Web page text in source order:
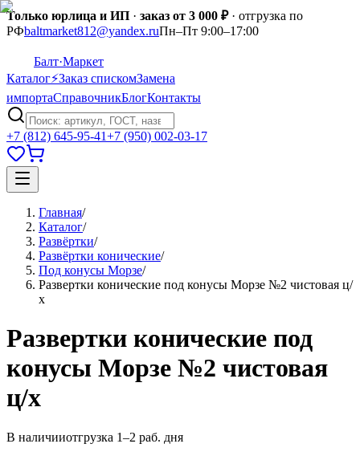
Только юрлица и ИП · заказ от 3 000 ₽· отгрузка по
РФbaltmarket812@yandex.ruПн–Пт 9:00–17:00
Балт·Маркет
Каталог⚡Заказ спискомЗамена
импортаСправочникБлогКонтакты
+7 (812) 645-95-41+7 (950) 002-03-17
Главная/
Каталог/
Развёртки/
Развёртки конические/
Под конусы Морзе/
Развертки конические под конусы Морзе №2 чистовая ц/
х
Развертки конические под
конусы Морзе №2 чистовая
ц/х
В наличииотгрузка 1–2 раб. дня